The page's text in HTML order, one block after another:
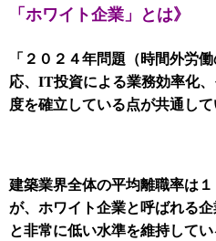
「ホワイト企業」とは》
「２０２４年問題（時間外労
応、IT投資による業務効率化
度を確立している点が共通して
建築業界全体の平均離職率は
が、ホワイト企業と呼ばれる
と非常に低い水準を維持してい